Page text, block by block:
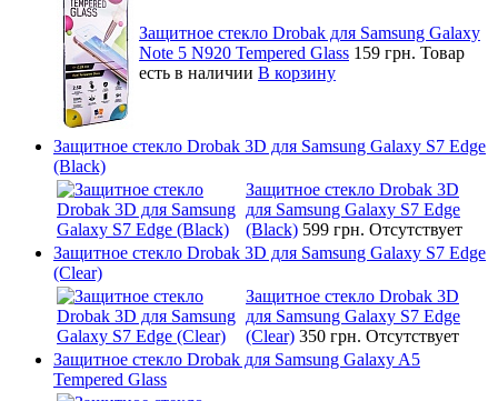
Защитное стекло Drobak для Samsung Galaxy
Note 5 N920 Tempered Glass 159 грн. Товар
есть в наличии В корзину
Защитное стекло Drobak 3D для Samsung Galaxy S7 Edge
(Black)
Защитное стекло Drobak 3D
для Samsung Galaxy S7 Edge
(Black) 599 грн. Отсутствует
Защитное стекло Drobak 3D для Samsung Galaxy S7 Edge
(Clear)
Защитное стекло Drobak 3D
для Samsung Galaxy S7 Edge
(Clear) 350 грн. Отсутствует
Защитное стекло Drobak для Samsung Galaxy A5
Tempered Glass